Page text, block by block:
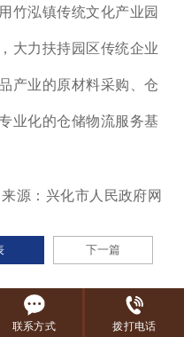
竹泓镇传统文化产业园
大力扶持园区传统企业
产业的原材料采购、仓
业化的仓储物流服务基
人民政府网
下一篇
联系方式 拨打电话